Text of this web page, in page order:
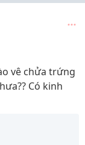
vê chửa trứng
Có kinh